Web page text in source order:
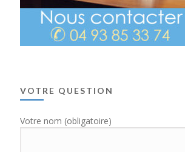
VOTRE QUESTION
Votre nom (obligatoire)